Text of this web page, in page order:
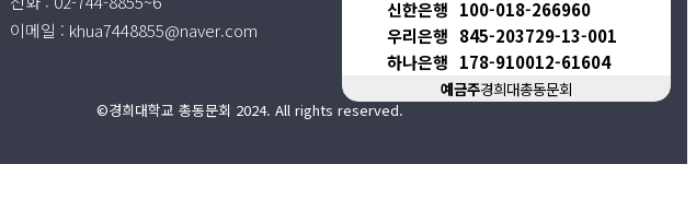
이메일 : khua7448855@naver.com
신한은행 100-018-266960
우리은행 845-203729-13-001
하나은행 178-910012-61604
예금주경희대총동문회
©경희대학교 총동문회 2024. All rights reserved.